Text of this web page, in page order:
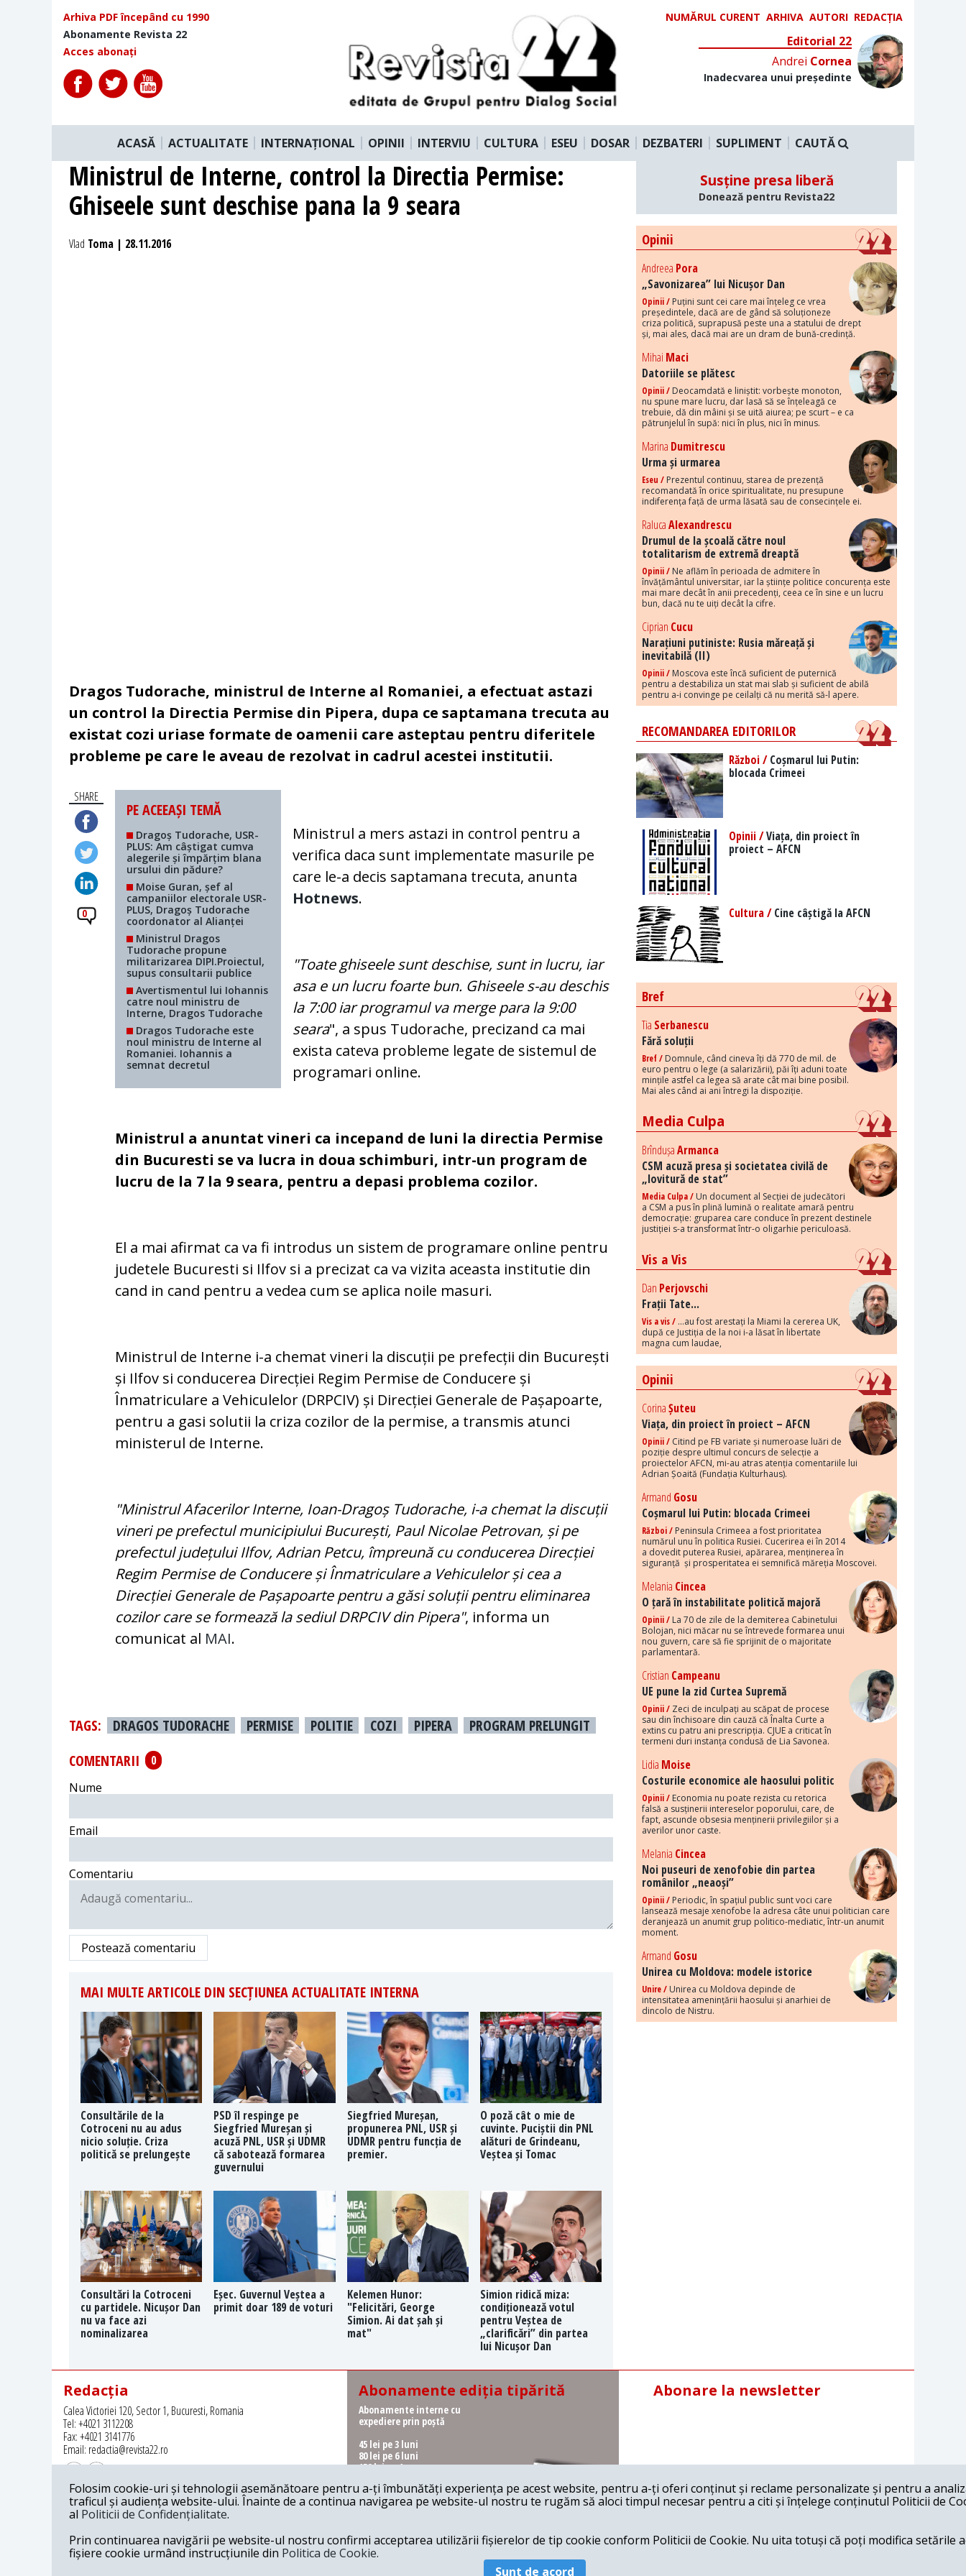
Arhiva PDF începând cu 1990
Abonamente Revista 22
Acces abonați
NUMĂRUL CURENT ARHIVA AUTORI REDACȚIA
Editorial 22
Andrei Cornea
Inadecvarea unui președinte
ACASĂ ACTUALITATE INTERNAȚIONAL OPINII INTERVIU CULTURA ESEU DOSAR DEZBATERI SUPLIMENT CAUTĂ
Ministrul de Interne, control la Directia Permise:
Ghiseele sunt deschise pana la 9 seara
Vlad Toma | 28.11.2016
Dragos Tudorache, ministrul de Interne al Romaniei, a efectuat astazi
un control la Directia Permise din Pipera, dupa ce saptamana trecuta au
existat cozi uriase formate de oamenii care asteptau pentru diferitele
probleme pe care le aveau de rezolvat in cadrul acestei institutii.
SHARE
0
PE ACEEAȘI TEMĂ
Dragoș Tudorache, USR-
PLUS: Am câștigat cumva
alegerile și împărțim blana
ursului din pădure?
Moise Guran, șef al
campaniilor electorale USR-
PLUS, Dragoș Tudorache
coordonator al Alianței
Ministrul Dragos
Tudorache propune
militarizarea DIPI.Proiectul,
supus consultarii publice
Avertismentul lui Iohannis
catre noul ministru de
Interne, Dragos Tudorache
Dragos Tudorache este
noul ministru de Interne al
Romaniei. Iohannis a
semnat decretul
Ministrul a mers astazi in control pentru a
verifica daca sunt implementate masurile pe
care le-a decis saptamana trecuta, anunta
Hotnews.
"Toate ghiseele sunt deschise, sunt in lucru, iar
asa e un lucru foarte bun. Ghiseele s-au deschis
la 7:00 iar programul va merge para la 9:00
seara", a spus Tudorache, precizand ca mai
exista cateva probleme legate de sistemul de
programari online.
Ministrul a anuntat vineri ca incepand de luni la directia Permise
din Bucuresti se va lucra in doua schimburi, intr-un program de
lucru de la 7 la 9 seara, pentru a depasi problema cozilor.
El a mai afirmat ca va fi introdus un sistem de programare online pentru
judetele Bucuresti si Ilfov si a precizat ca va vizita aceasta institutie din
cand in cand pentru a vedea cum se aplica noile masuri.
Ministrul de Interne i-a chemat vineri la discuții pe prefecții din București
și Ilfov si conducerea Direcției Regim Permise de Conducere și
Înmatriculare a Vehiculelor (DRPCIV) și Direcției Generale de Pașapoarte,
pentru a gasi solutii la criza cozilor de la permise, a transmis atunci
ministerul de Interne.
"Ministrul Afacerilor Interne, Ioan-Dragoș Tudorache, i-a chemat la discuții
vineri pe prefectul municipiului București, Paul Nicolae Petrovan, și pe
prefectul județului Ilfov, Adrian Petcu, împreună cu conducerea Direcției
Regim Permise de Conducere și Înmatriculare a Vehiculelor și cea a
Direcției Generale de Pașapoarte pentru a găsi soluții pentru eliminarea
cozilor care se formează la sediul DRPCIV din Pipera", informa un
comunicat al MAI.
TAGS: DRAGOS TUDORACHE PERMISE POLITIE COZI PIPERA
PROGRAM PRELUNGIT
COMENTARII
0
Nume
Email
Comentariu
Postează comentariu
MAI MULTE ARTICOLE DIN SECȚIUNEA ACTUALITATE INTERNA
Consultările de la
Cotroceni nu au adus
nicio soluție. Criza
politică se prelungește
PSD îl respinge pe
Siegfried Mureșan și
acuză PNL, USR și UDMR
că sabotează formarea
guvernului
Siegfried Mureșan,
propunerea PNL, USR și
UDMR pentru funcția de
premier.
O poză cât o mie de
cuvinte. Puciștii din PNL
alături de Grindeanu,
Veștea și Tomac
Consultări la Cotroceni
cu partidele. Nicușor Dan
nu va face azi
nominalizarea
Eșec. Guvernul Veștea a
primit doar 189 de voturi
Kelemen Hunor:
"Felicitări, George
Simion. Ai dat șah și
mat"
Simion ridică miza:
condiționează votul
pentru Veștea de
„clarificări” din partea
lui Nicușor Dan
Susține presa liberă
Donează pentru Revista22
Opinii
Andreea Pora
„Savonizarea” lui Nicușor Dan
Opinii / Puțini sunt cei care mai înțeleg ce vrea
președintele, dacă are de gând să soluționeze
criza politică, suprapusă peste una a statului de drept
și, mai ales, dacă mai are un dram de bună-credință.
Mihai Maci
Datoriile se plătesc
Opinii / Deocamdată e liniștit: vorbește monoton,
nu spune mare lucru, dar lasă să se înțeleagă ce
trebuie, dă din mâini și se uită aiurea; pe scurt – e ca
pătrunjelul în supă: nici în plus, nici în minus.
Marina Dumitrescu
Urma și urmarea
Eseu / Prezentul continuu, starea de prezență
recomandată în orice spiritualitate, nu presupune
indiferența față de urma lăsată sau de consecințele ei.
RalucaAlexandrescu
Drumul de la școală către noul
totalitarism de extremă dreaptă
Opinii / Ne aflăm în perioada de admitere în
învățământul universitar, iar la științe politice concurența este
mai mare decât în anii precedenți, ceea ce în sine e un lucru
bun, dacă nu te uiți decât la cifre.
Ciprian Cucu
Narațiuni putiniste: Rusia măreață și
inevitabilă (II)
Opinii / Moscova este încă suficient de puternică
pentru a destabiliza un stat mai slab și suficient de abilă
pentru a-i convinge pe ceilalți că nu merită să-l apere.
RECOMANDAREA EDITORILOR
Război /Coșmarul lui Putin:
blocada Crimeei
Opinii /Viața, din proiect în
proiect – AFCN
Cultura /Cine câștigă la AFCN
Bref
Tia Serbanescu
Fără soluții
Bref / Domnule, când cineva îți dă 770 de mil. de
euro pentru o lege (a salarizării), păi îți aduni toate
mințile astfel ca legea să arate cât mai bine posibil.
Mai ales când ai ani întregi la dispoziție.
Media Culpa
BrîndușaArmanca
CSM acuză presa și societatea civilă de
„lovitură de stat”
Media Culpa / Un document al Secției de judecători
a CSM a pus în plină lumină o realitate amară pentru
democrație: gruparea care conduce în prezent destinele
justiției s-a transformat într-o oligarhie periculoasă.
Vis a Vis
Dan Perjovschi
Frații Tate...
Vis a vis / ...au fost arestați la Miami la cererea UK,
după ce Justiția de la noi i-a lăsat în libertate
magna cum laudae,
Opinii
CorinaȘuteu
Viața, din proiect în proiect – AFCN
Opinii / Citind pe FB variate și numeroase luări de
poziție despre ultimul concurs de selecție a
proiectelor AFCN, mi-au atras atenția comentariile lui
Adrian Șoaită (Fundația Kulturhaus).
Armand Gosu
Coșmarul lui Putin: blocada Crimeei
Război / Peninsula Crimeea a fost prioritatea
numărul unu în politica Rusiei. Cucerirea ei în 2014
a dovedit puterea Rusiei, apărarea, menținerea în
siguranță și prosperitatea ei semnifică măreția Moscovei.
Melania Cincea
O țară în instabilitate politică majoră
Opinii / La 70 de zile de la demiterea Cabinetului
Bolojan, nici măcar nu se întrevede formarea unui
nou guvern, care să fie sprijinit de o majoritate
parlamentară.
Cristian Campeanu
UE pune la zid Curtea Supremă
Opinii / Zeci de inculpați au scăpat de procese
sau din închisoare din cauză că Înalta Curte a
extins cu patru ani prescripția. CJUE a criticat în
termeni duri instanța condusă de Lia Savonea.
Lidia Moise
Costurile economice ale haosului politic
Opinii / Economia nu poate rezista cu retorica
falsă a susținerii intereselor poporului, care, de
fapt, ascunde obsesia menținerii privilegiilor și a
averilor unor caste.
Melania Cincea
Noi puseuri de xenofobie din partea
românilor „neaoși”
Opinii / Periodic, în spațiul public sunt voci care
lansează mesaje xenofobe la adresa câte unui politician care
deranjează un anumit grup politico-mediatic, într-un anumit
moment.
Armand Gosu
Unirea cu Moldova: modele istorice
Unire / Unirea cu Moldova depinde de
intensitatea amenințării haosului și anarhiei de
dincolo de Nistru.
Redacția
Calea Victoriei 120, Sector 1, Bucuresti, Romania
Tel: +4021 3112208
Fax: +4021 3141776
Email: redactia@revista22.ro
Revista 22 este editata de
Abonamente ediția tipărită
Abonamente interne cu
expediere prin poștă
45 lei pe 3 luni
80 lei pe 6 luni
150 lei pe 1 an
Abonamente interne cu
ridicare de la redacție
62 lei pe 6 luni
115 lei pe 1 an
Abonare la newsletter
Folosim cookie-uri și tehnologii asemănătoare pentru a-ți îmbunătăți experiența pe acest website, pentru a-ți oferi conținut și reclame personalizate și pentru a
traficul și audiența website-ului. Înainte de a continua navigarea pe website-ul nostru te rugăm să aloci timpul necesar pentru a citi și înțelege conținutul Politicii de
al Politicii de Confidențialitate.
Prin continuarea navigării pe website-ul nostru confirmi acceptarea utilizării fișierelor de tip cookie conform Politicii de Cookie. Nu uita totuși că poți modifica setările
fișiere cookie urmând instrucțiunile din Politica de Cookie.
Sunt de acord